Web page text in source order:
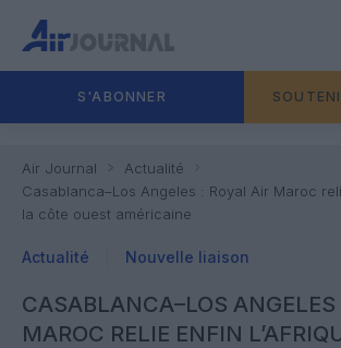
S'ABONNER
Air Journal
Actualité
Casablanca–Los Angeles : Royal Air Maroc
la côte ouest américaine
Actualité Nouvelle liaison
CASABLANCA–LOS ANGELES
MAROC RELIE ENFIN